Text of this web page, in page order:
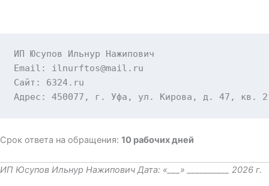
Email: ilnurftos@mail.ru
Сайт: 6324.ru
Адрес: 450077, г. Уфа, ул. Кирова, д. 47, кв.
Срок ответа на обращения: 10 рабочих дней
ИП Юсупов Ильнур Нажипович Дата: «___» __________ 2026 г.